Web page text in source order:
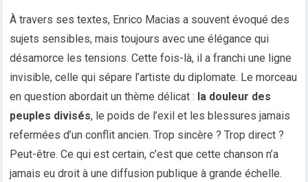
À travers ses textes, Enrico Macias a souvent évoqué des
sujets sensibles, mais toujours avec une élégance qui
désamorce les tensions. Cette fois-là, il a franchi une ligne
invisible, celle qui sépare l’artiste du diplomate. Le morceau
en question abordait un thème délicat : la douleur des
peuples divisés, le poids de l’exil et les blessures jamais
refermées d’un conflit ancien. Trop sincère ? Trop direct ?
Peut-être. Ce qui est certain, c’est que cette chanson n’a
jamais eu droit à une diffusion publique à grande échelle.